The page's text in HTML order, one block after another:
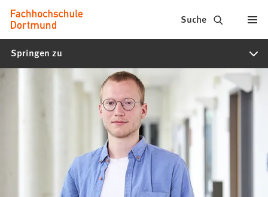
Inhalt anspringen
Fachhochschule
Dortmund
-
Studiengänge,
Suche
Springen zu